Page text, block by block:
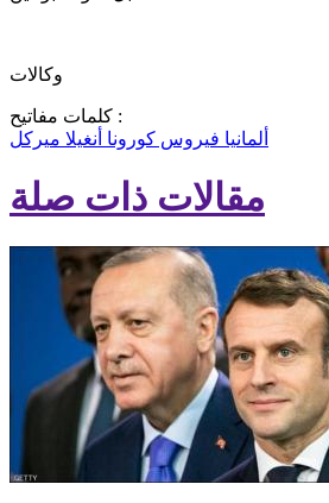
وكالات
كلمات مفاتيح :
ألمانيا فيروس كورونا أنغيلا ميركل
مقالات ذات صلة